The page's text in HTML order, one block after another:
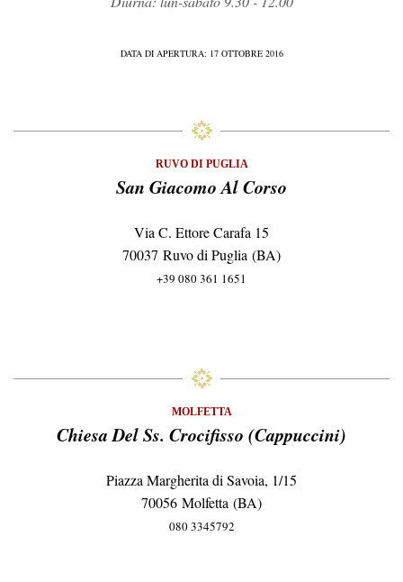
DATA DI APERTURA: 17 OTTOBRE 2016
RUVO DI PUGLIA
San Giacomo Al Corso
Via C. Ettore Carafa 15
70037 Ruvo di Puglia (BA)
+39 080 361 1651
MOLFETTA
Chiesa Del Ss. Crocifisso (cappuccini)
Piazza Margherita di Savoia, 1/15
70056 Molfetta (BA)
080 3345792